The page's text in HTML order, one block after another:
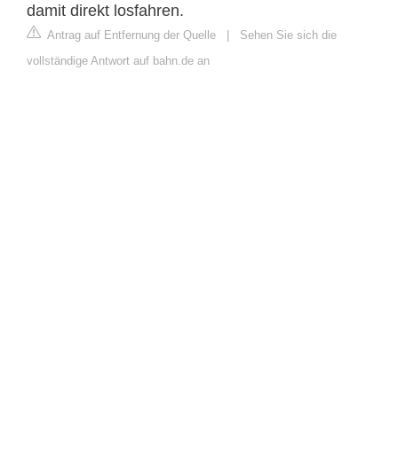
damit direkt losfahren.
Antrag auf Entfernung der Quelle | Sehen Sie sich die
vollständige Antwort auf bahn.de an